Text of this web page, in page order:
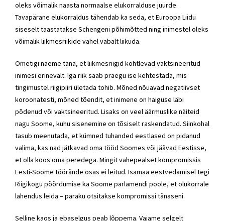
oleks võimalik naasta normaalse elukorralduse juurde.
Tavapärane elukorraldus tähendab ka seda, et Euroopa Liidu
siseselt taastatakse Schengeni põhimõtted ning inimestel oleks
võimalik liikmesriikide vahel vabalt liikuda.
Ometigi näeme täna, et liikmesriigid kohtlevad vaktsineeritud
inimesi erinevalt. Iga riik saab praegu ise kehtestada, mis
tingimustel riigipiiri ületada tohib. Mõned nõuavad negatiivset
koroonatesti, mõned tõendit, et inimene on haiguse läbi
põdenud või vaktsineeritud. Lisaks on veel äärmuslike näiteid
nagu Soome, kuhu sisenemine on tõsiselt raskendatud. Siinkohal
tasub meenutada, et kümned tuhanded eestlased on pidanud
valima, kas nad jätkavad oma tööd Soomes või jäävad Eestisse,
et olla koos oma peredega. Mingit vahepealset kompromissis
Eesti-Soome töörände osas ei leitud. Isamaa eestvedamisel tegi
Riigikogu pöördumise ka Soome parlamendi poole, et olukorrale
lahendus leida – paraku otsitakse kompromissi tänaseni.
Selline kaos ja ebaselgus peab lõppema. Vajame selgelt